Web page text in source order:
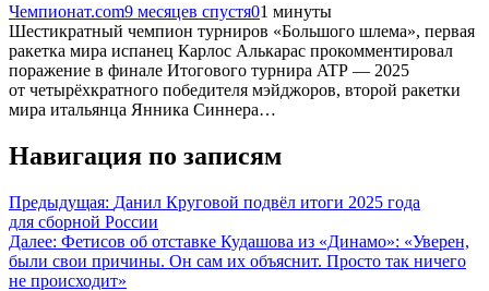
Чемпионат.com9 месяцев спустя01 минуты
Шестикратный чемпион турниров «Большого шлема», первая
ракетка мира испанец Карлос Алькарас прокомментировал
поражение в финале Итогового турнира ATP — 2025
от четырёхкратного победителя мэйджоров, второй ракетки
мира итальянца Янника Синнера…
Навигация по записям
Предыдущая: Данил Круговой подвёл итоги 2025 года
для сборной России
Далее: Фетисов об отставке Кудашова из «Динамо»: «Уверен,
были свои причины. Он сам их объяснит. Просто так ничего
не происходит»